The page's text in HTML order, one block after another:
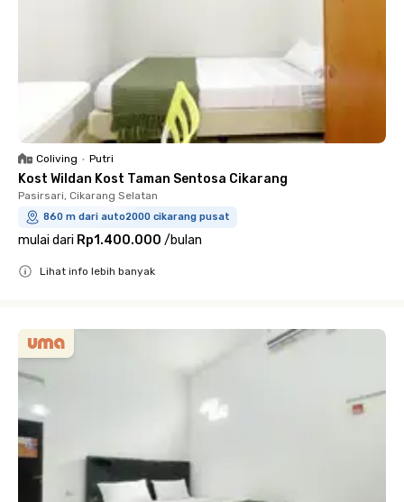
Coliving • Putri
Kost Wildan Kost Taman Sentosa Cikarang
Pasirsari, Cikarang Selatan
860 m dari auto2000 cikarang pusat
mulai dari Rp1.400.000 /bulan
Lihat info lebih banyak